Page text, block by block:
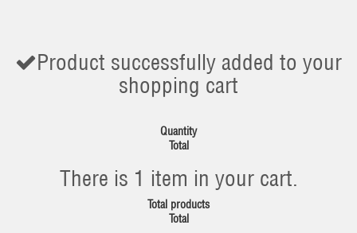
Product successfully added to your
shopping cart
Quantity
Total
There is 1 item in your cart.
Total products
Total